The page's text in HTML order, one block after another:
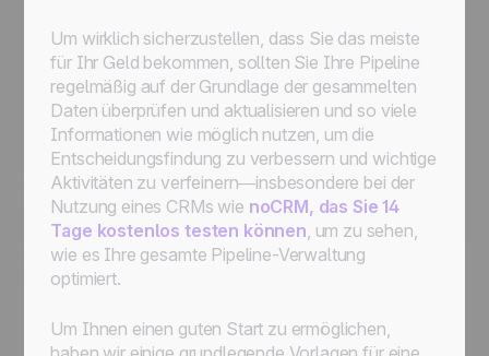
Um wirklich sicherzustellen, dass Sie das meiste
für Ihr Geld bekommen, sollten Sie Ihre Pipeline
regelmäßig auf der Grundlage der gesammelten
Daten überprüfen und aktualisieren und so viele
Informationen wie möglich nutzen, um die
Entscheidungsfindung zu verbessern und wichtige
Aktivitäten zu verfeinern—insbesondere bei der
Nutzung eines CRMs wie noCRM, das Sie 14
Tage kostenlos testen können, um zu sehen,
wie es Ihre gesamte Pipeline-Verwaltung
optimiert.
Um Ihnen einen guten Start zu ermöglichen,